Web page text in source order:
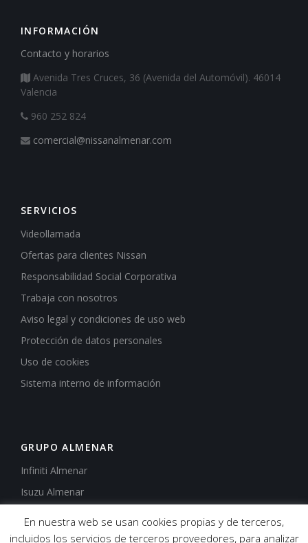
INFORMACIÓN
Contacto y horarios
Avenida Tres Cruces, 36 (Avenida del Automóvil). 46014
Valencia
960 252 824
comercial@nissanalmenar.com
SERVICIOS
Videollamada
Ofertas para clientes Nissan
Responsabilidad Social Corporativa
Trabaja con nosotros
Aviso legal y condiciones de uso web
Protección de datos personales
Uso de cookies
Sistema interno de información
GRUPO ALMENAR
Infiniti Almenar
Isuzu Almenar
Carretillas Almenar
En nuestra web se usan cookies propias y de terceros,
incluidos los servicios de terceros proveedores, para analizar